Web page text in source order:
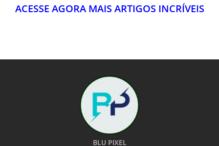
ACESSE AGORA MAIS ARTIGOS INCRÍVEIS
BLU PIXEL